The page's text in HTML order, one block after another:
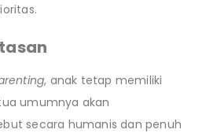
, anak tetap memiliki
umumnya akan
secara humanis dan penuh